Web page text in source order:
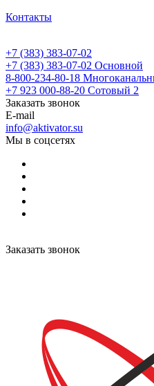
Контакты
+7 (383) 383-07-02
+7 (383) 383-07-02 Основной
8-800-234-80-18
+7 923 000-88-20 Сотовый 2
Заказать звонок
E-mail
info@aktivator.su
Мы в соцсетях
Заказать звонок